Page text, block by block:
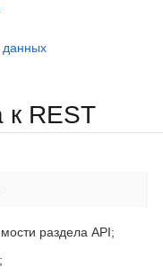
данных
к REST
раздела API;